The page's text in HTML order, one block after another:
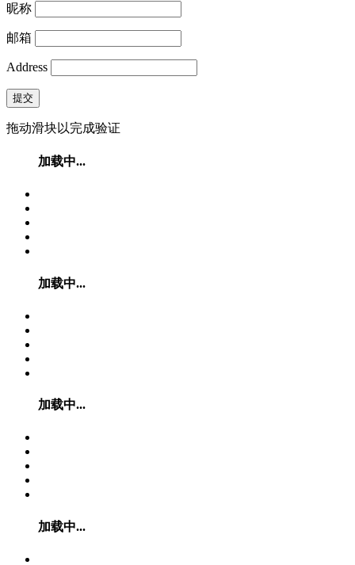
昵称
邮箱
Address
提交
拖动滑块以完成验证
加载中...
加载中...
加载中...
加载中...